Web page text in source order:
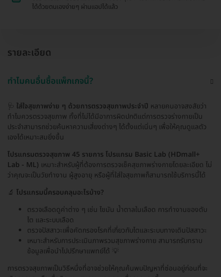
ได้ด้วยตนเองง่ายๆ ผ่านแอปได้แล้ว
รายละเอียด
ทำไมคนอื่นซื้อแพ็กเกจนี้?
🩺 ใส่ใจสุขภาพง่าย ๆ ด้วยการตรวจสุขภาพประจำปี หลายคนอาจสงสัยว่า
ทำไมควรตรวจสุขภาพ ทั้งที่ไม่ได้มีอาการผิดปกติแต่การตรวจร่างกายเป็น
ประจำสามารถช่วยค้นหาความเสี่ยงต่างๆ ได้ตั้งแต่เนิ่นๆ เพื่อให้คุณดูแลตัว
เองได้เหมาะสมยิ่งขึ้น
โปรแกรมตรวจสุขภาพ 45 รายการ โปรแกรม Basic Lab (HDmall+
Lab - ML) เหมาะสำหรับผู้ที่ต้องการตรวจเช็คสุขภาพร่างกายโดยละเอียด ไม่
ว่าคุณจะเป็นวัยทำงาน ผู้สูงอายุ หรือผู้ที่ใส่ใจสุขภาพก็สามารถใช้บริการนี้ได้
🔬 โปรแกรมนี้ครอบคลุมอะไรบ้าง?
ตรวจเลือดดูค่าต่าง ๆ เช่น ไขมัน น้ำตาลในเลือด การทำงานของตับ
ไต และระบบเลือด
ตรวจปัสสาวะเพื่อคัดกรองโรคที่เกี่ยวกับไตและระบบทางเดินปัสสาวะ
เหมาะสำหรับการประเมินภาพรวมสุขภาพร่างกาย สามารถรับทราบ
ข้อมูลเพื่อนำไปปรึกษาแพทย์ได้ 💡
การตรวจสุขภาพเป็นวิธีหนึ่งที่อาจช่วยให้คุณค้นพบปัญหาที่ซ่อนอยู่ก่อนที่จะ